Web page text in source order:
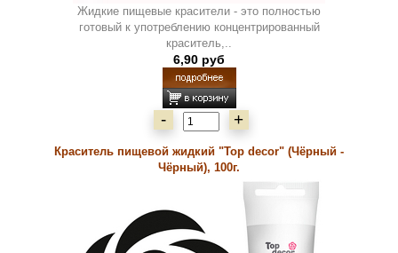
Жидкие пищевые красители - это полностью
готовый к употреблению концентрированный
краситель,..
6,90 руб
- +
Краситель пищевой жидкий "Top decor" (Чёрный -
Чёрный), 100г.